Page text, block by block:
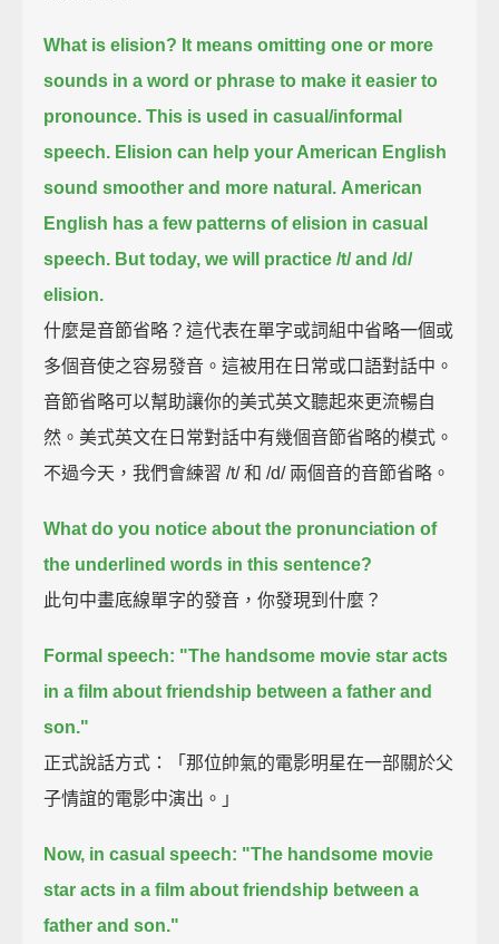
What is elision? It means omitting one or more
sounds in a word or phrase to make it easier to
pronounce. This is used in casual/informal
speech. Elision can help your American English
sound smoother and more natural. American
English has a few patterns of elision in casual
speech. But today, we will practice /t/ and /d/
elision.
什麼是音節省略？這代表在單字或詞組中省略一個或
多個音使之容易發音。這被用在日常或口語對話中。
音節省略可以幫助讓你的美式英文聽起來更流暢自
然。美式英文在日常對話中有幾個音節省略的模式。
不過今天，我們會練習 /t/ 和 /d/ 兩個音的音節省略。
What do you notice about the pronunciation of
the underlined words in this sentence?
此句中畫底線單字的發音，你發現到什麼？
Formal speech: "The handsome movie star acts
in a film about friendship between a father and
son."
正式說話方式：「那位帥氣的電影明星在一部關於父
子情誼的電影中演出。」
Now, in casual speech: "The handsome movie
star acts in a film about friendship between a
father and son."